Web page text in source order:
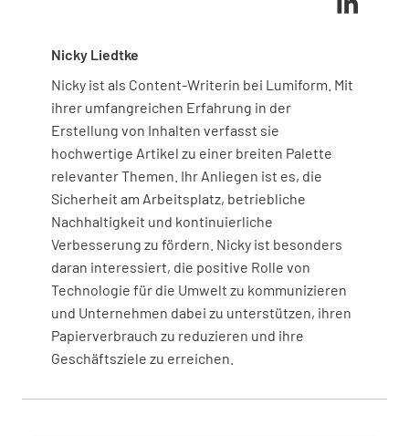
Nicky Liedtke
Nicky ist als Content-Writerin bei Lumiform. Mit
ihrer umfangreichen Erfahrung in der
Erstellung von Inhalten verfasst sie
hochwertige Artikel zu einer breiten Palette
relevanter Themen. Ihr Anliegen ist es, die
Sicherheit am Arbeitsplatz, betriebliche
Nachhaltigkeit und kontinuierliche
Verbesserung zu fördern. Nicky ist besonders
daran interessiert, die positive Rolle von
Technologie für die Umwelt zu kommunizieren
und Unternehmen dabei zu unterstützen, ihren
Papierverbrauch zu reduzieren und ihre
Geschäftsziele zu erreichen.